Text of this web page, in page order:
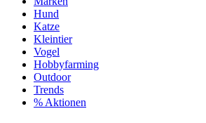
Hund
Katze
Kleintier
Vogel
Hobbyfarming
Outdoor
Trends
% Aktionen